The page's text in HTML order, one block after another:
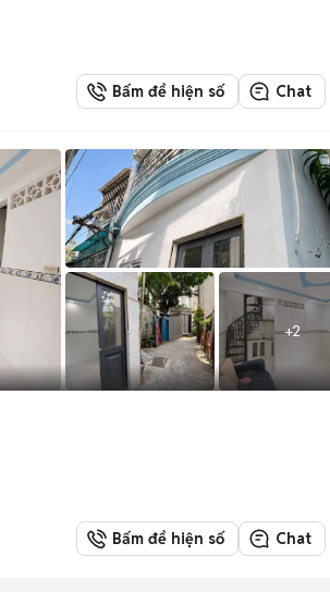
Bấm để hiện số Chat
+2
Bấm để hiện số Chat